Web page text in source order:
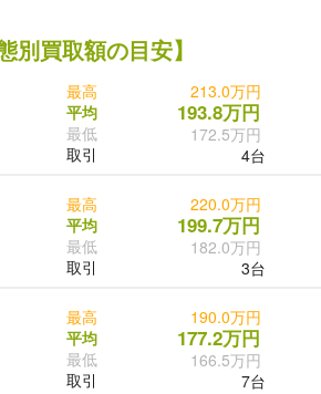
別買取額の目安】
最高
平均
最低
取引
213.0万円
193.8万円
172.5万円
4台
最高
平均
最低
取引
220.0万円
199.7万円
182.0万円
3台
最高
平均
最低
取引
190.0万円
177.2万円
166.5万円
7台